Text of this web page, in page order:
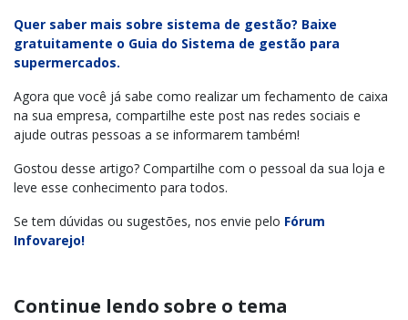
Quer saber mais sobre sistema de gestão? Baixe
gratuitamente o Guia do Sistema de gestão para
supermercados.
Agora que você já sabe como realizar um fechamento de caixa
na sua empresa, compartilhe este post nas redes sociais e
ajude outras pessoas a se informarem também!
Gostou desse artigo? Compartilhe com o pessoal da sua loja e
leve esse conhecimento para todos.
Se tem dúvidas ou sugestões, nos envie pelo Fórum
Infovarejo!
Continue lendo sobre o tema